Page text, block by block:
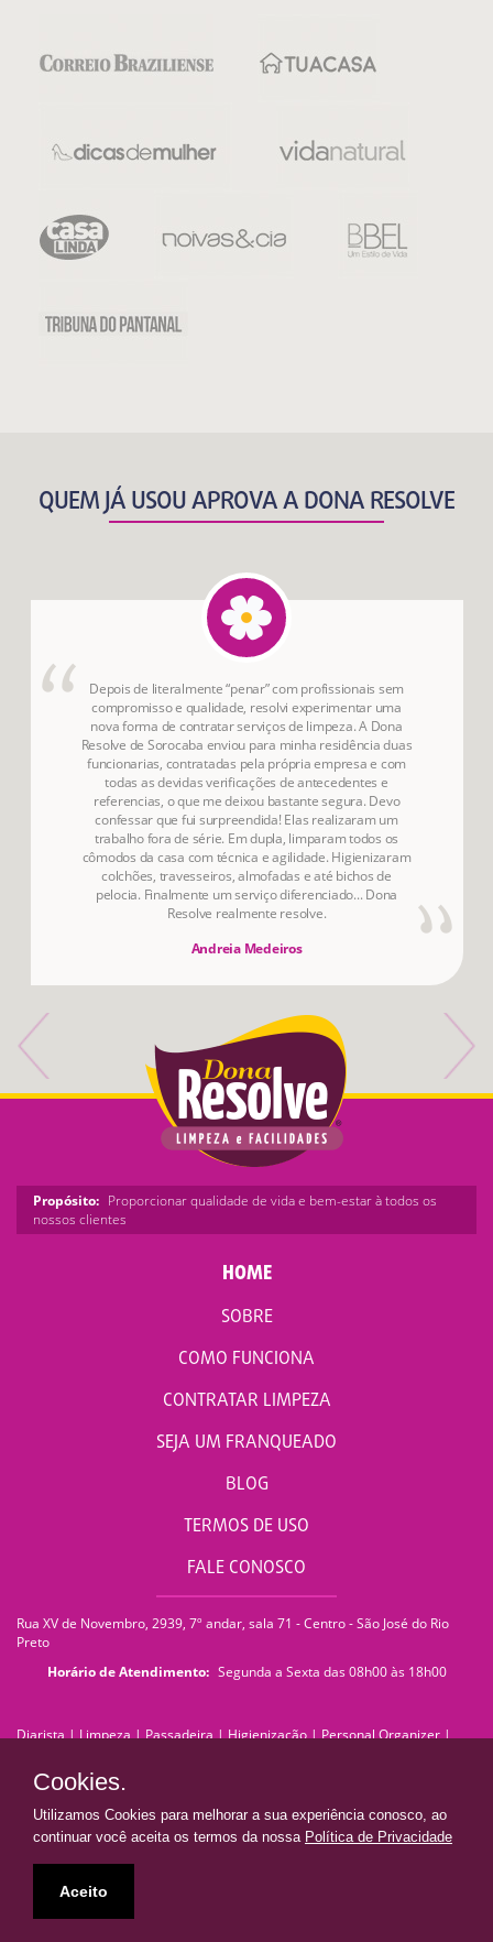
QUEM JÁ USOU APROVA A DONA RESOLVE
Depois de literalmente “penar” com profissionais sem
compromisso e qualidade, resolvi experimentar uma
nova forma de contratar serviços de limpeza. A Dona
Resolve de Sorocaba enviou para minha residência duas
funcionarias, contratadas pela própria empresa e com
todas as devidas verificações de antecedentes e
referencias, o que me deixou bastante segura. Devo
confessar que fui surpreendida! Elas realizaram um
trabalho fora de série. Em dupla, limparam todos os
cômodos da casa com técnica e agilidade. Higienizaram
colchões, travesseiros, almofadas e até bichos de
pelocia. Finalmente um serviço diferenciado... Dona
Resolve realmente resolve.
Andreia Medeiros
Propósito: Proporcionar qualidade de vida e bem-estar à todos os
nossos clientes
HOME
SOBRE
COMO FUNCIONA
CONTRATAR LIMPEZA
SEJA UM FRANQUEADO
BLOG
TERMOS DE USO
FALE CONOSCO
Rua XV de Novembro, 2939, 7º andar, sala 71 - Centro - São José do Rio
Preto
Horário de Atendimento: Segunda a Sexta das 08h00 às 18h00
Diarista|Limpeza|Passadeira|Higienização|Personal Organizer|
Serviços de Limpeza
Limpeza de Pedra
Estofados|Impermeabilização de Sofá |Impermeabilização de Estofados
Franquia de Limpeza| franquiadn@donaresolve.com
Cookies.
Utilizamos Cookies para melhorar a sua experiência conosco, ao
continuar você aceita os termos da nossa Política de Privacidade
Aceito